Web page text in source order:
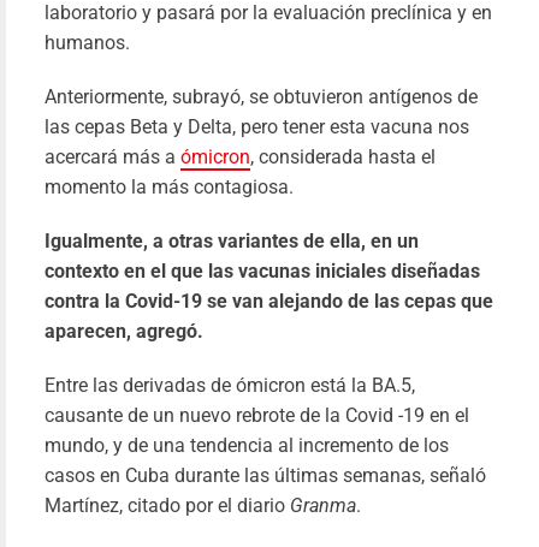
laboratorio y pasará por la evaluación preclínica y en
humanos.
Anteriormente, subrayó, se obtuvieron antígenos de
las cepas Beta y Delta, pero tener esta vacuna nos
acercará más a ómicron, considerada hasta el
momento la más contagiosa.
Igualmente, a otras variantes de ella, en un
contexto en el que las vacunas iniciales diseñadas
contra la Covid-19 se van alejando de las cepas que
aparecen, agregó.
Entre las derivadas de ómicron está la BA.5,
causante de un nuevo rebrote de la Covid -19 en el
mundo, y de una tendencia al incremento de los
casos en Cuba durante las últimas semanas, señaló
Martínez, citado por el diario Granma.
China
logro en
30/09/